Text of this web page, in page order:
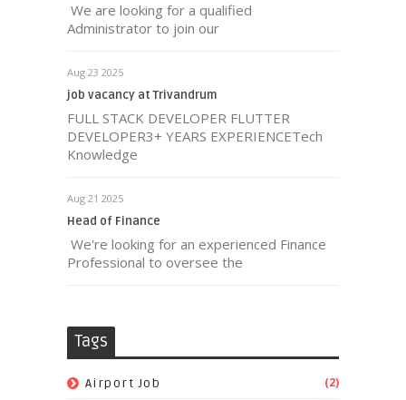
We are looking for a qualified
Administrator to join our
Aug 23 2025
job vacancy at Trivandrum
FULL STACK DEVELOPER FLUTTER
DEVELOPER3+ YEARS EXPERIENCETech
Knowledge
Aug 21 2025
Head of Finance
We're looking for an experienced Finance
Professional to oversee the
Tags
Airport Job (2)